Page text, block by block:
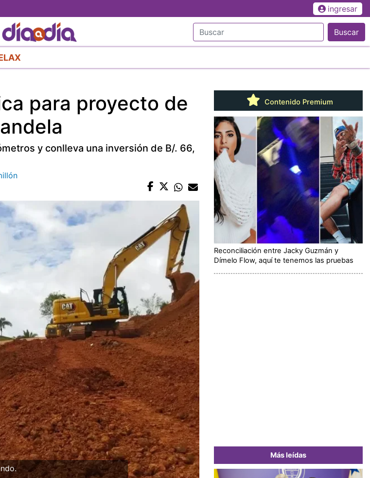
al
contenido
principal
ingresar
Buscar
para proyecto de
y conlleva una inversión de B/. 66,
Contenido Premium
Reconciliación entre Jacky Guzmán y
Dímelo Flow, aquí te tenemos las pruebas
Más leídas